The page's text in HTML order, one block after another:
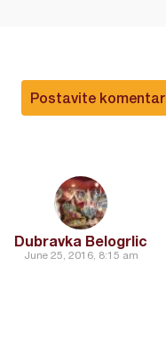
Postavite komentar
Dubravka Belogrlic
June 25, 2016, 8:15 am